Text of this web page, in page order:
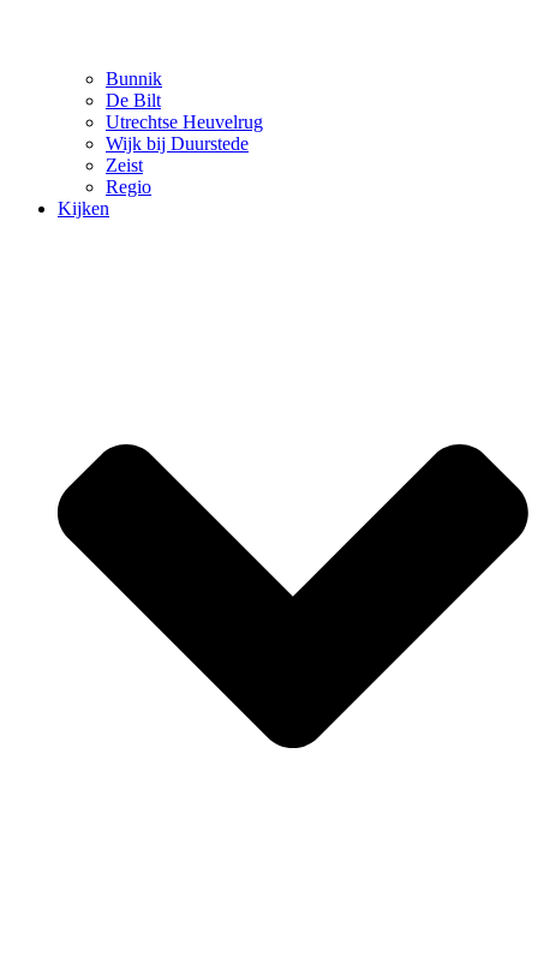
Bunnik
De Bilt
Utrechtse Heuvelrug
Wijk bij Duurstede
Zeist
Regio
Kijken